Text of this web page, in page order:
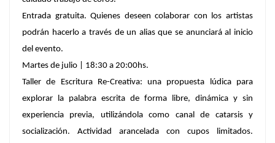
Entrada gratuita. Quienes deseen colaborar con los artistas
podrán hacerlo a través de un alias que se anunciará al inicio
del evento.
Martes de julio | 18:30 a 20:00hs.
Taller de Escritura Re-Creativa: una propuesta lúdica para
explorar la palabra escrita de forma libre, dinámica y sin
experiencia previa, utilizándola como canal de catarsis y
socialización. Actividad arancelada con cupos limitados.